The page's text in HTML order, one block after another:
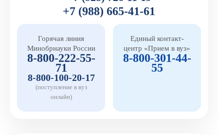
+7 (988) 665-41-61
Горячая линия
Минобрнауки России
8-800-222-55-
71
8-800-100-20-17
(поступление в вуз
онлайн)
Единый контакт-
центр «Прием в вуз»
8-800-301-44-
55